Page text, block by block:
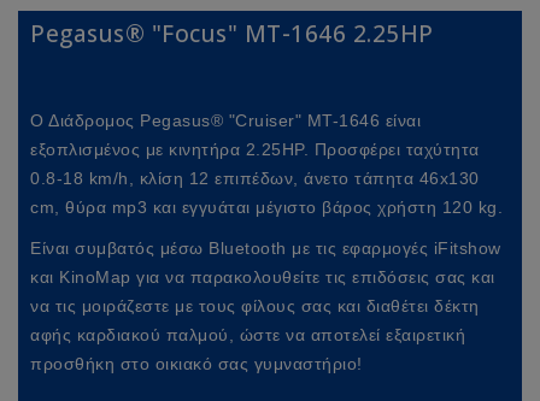
Pegasus® "Focus" MT-1646 2.25HP
Ο Διάδρομος Pegasus® "Cruiser" MT-1646 είναι
εξοπλισμένος με κινητήρα 2.25HP. Προσφέρει ταχύτητα
0.8-18 km/h, κλίση 12 επιπέδων, άνετο τάπητα 46x130
cm, θύρα mp3 και εγγυάται μέγιστο βάρος χρήστη 120 kg.
Είναι συμβατός μέσω Bluetooth με τις εφαρμογές iFitshow
και KinoMap για να παρακολουθείτε τις επιδόσεις σας και
να τις μοιράζεστε με τους φίλους σας και διαθέτει δέκτη
αφής καρδιακού παλμού, ώστε να αποτελεί εξαιρετική
προσθήκη στο οικιακό σας γυμναστήριο!